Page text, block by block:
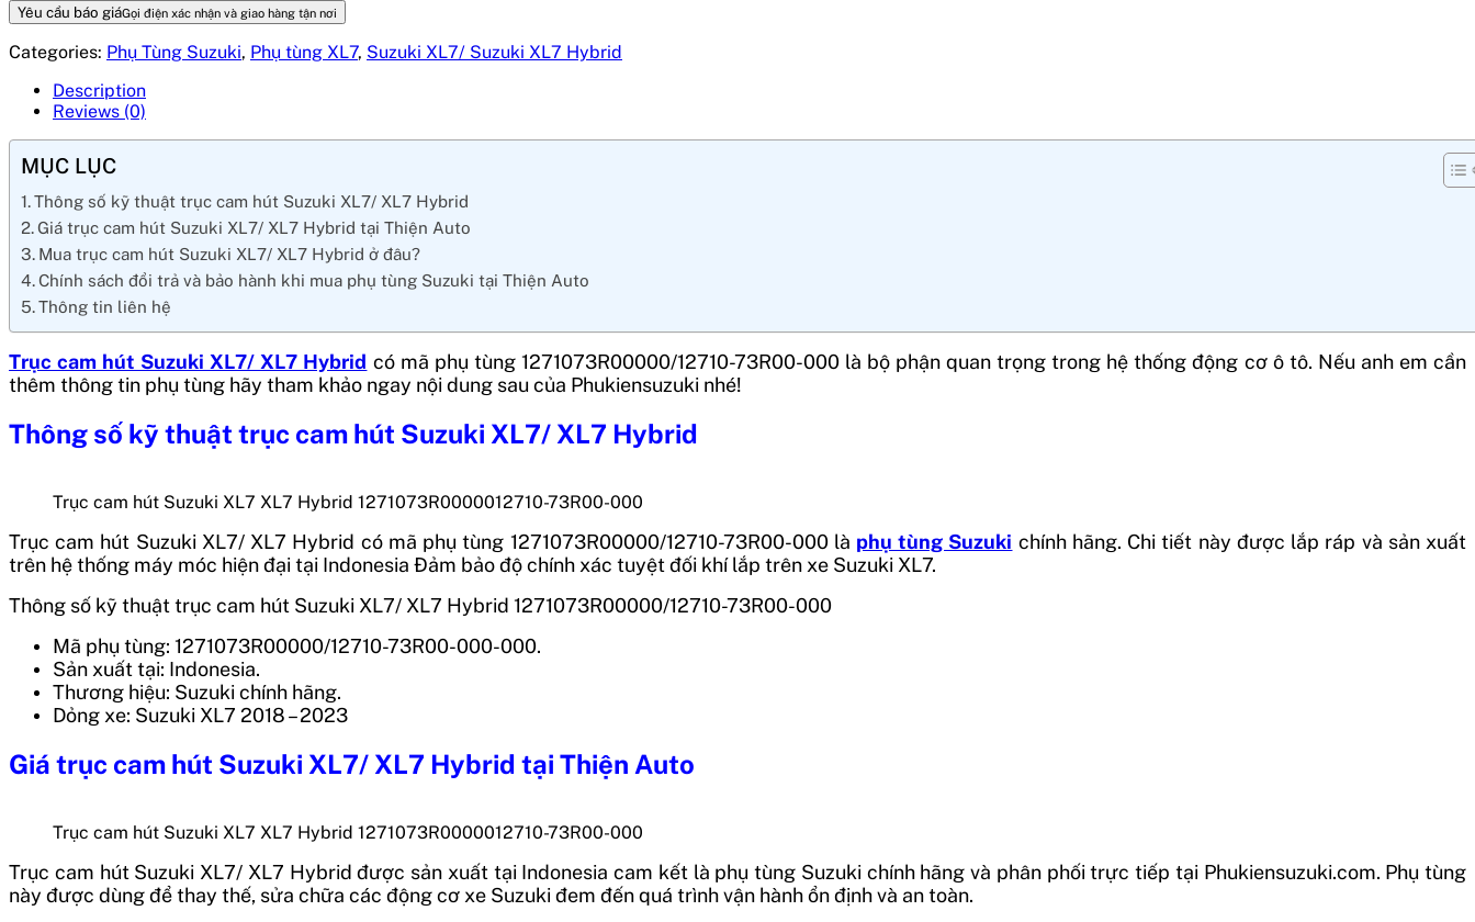
Yêu cầu báo giáGọi điện xác nhận và giao hàng tận nơi
Categories: Phụ Tùng Suzuki, Phụ tùng XL7, Suzuki XL7/ Suzuki XL7 Hybrid
Description
Reviews (0)
MỤC LỤC
Thông số kỹ thuật trục cam hút Suzuki XL7/ XL7 Hybrid
Giá trục cam hút Suzuki XL7/ XL7 Hybrid tại Thiện Auto
Mua trục cam hút Suzuki XL7/ XL7 Hybrid ở đâu?
Chính sách đổi trả và bảo hành khi mua phụ tùng Suzuki tại Thiện Auto
Thông tin liên hệ
Trục cam hút Suzuki XL7/ XL7 Hybrid có mã phụ tùng 1271073R00000/12710-73R00-000là bộ phận quan trọng trong hệ thống động cơ ô tô. Nếu anh em cần
thêm thông tin phụ tùng hãy tham khảo ngay nội dung sau của Phukiensuzuki nhé!
Thông số kỹ thuật trục cam hút Suzuki XL7/ XL7 Hybrid
Trục cam hút Suzuki XL7 XL7 Hybrid 1271073R0000012710-73R00-000
Trục cam hút Suzuki XL7/ XL7 Hybrid có mã phụ tùng 1271073R00000/12710-73R00-000là phụ tùng Suzuki chính hãng. Chi tiết này được lắp ráp và sản xuất
trên hệ thống máy móc hiện đại tại Indonesia Đảm bảo độ chính xác tuyệt đối khí lắp trên xe Suzuki XL7.
Thông số kỹ thuật trục cam hút Suzuki XL7/ XL7 Hybrid 1271073R00000/12710-73R00-000
Mã phụ tùng: 1271073R00000/12710-73R00-000-000.
Sản xuất tại: Indonesia.
Thương hiệu: Suzuki chính hãng.
Dỏng xe: Suzuki XL7 2018 – 2023
Giá trục cam hút Suzuki XL7/ XL7 Hybrid tại Thiện Auto
Trục cam hút Suzuki XL7 XL7 Hybrid 1271073R0000012710-73R00-000
Trục cam hút Suzuki XL7/ XL7 Hybrid được sản xuất tại Indonesia cam kết là phụ tùng Suzuki chính hãng và phân phối trực tiếp tại Phukiensuzuki.com. Phụ tùng
này được dùng để thay thế, sửa chữa các động cơ xe Suzuki đem đến quá trình vận hành ổn định và an toàn.